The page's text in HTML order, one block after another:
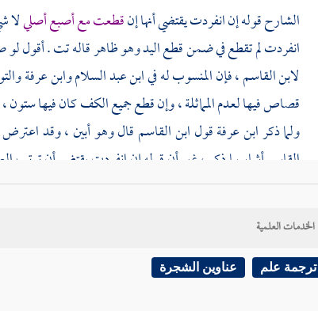
الشارح قوله إن انفردت يقتضي أنها إنقطعت مع أصبع أصليلا
انفردت لم تقطع في ضمن قطع اليد وهو ظاهر قالهتت. أقول لو
لابن القاسم، فإن المنسوب له فيابن عبد السلاموابن عرفة
قصاص فيها لعدم المماثلة ، وإن قطع جميع الكف كان فيها ستون
ولما ذكرابن عرفةقولابن القاسمقال وهو أبين ، وقد
القاسمأشار بما ذكر ، غير أن قوله إن انفردت يقتضي أن
والأمر كما علمت من مذهبابن القاسمأن فيها العشر مطلقا
عمدا ، إذ لا قصاص فيها . وفي كل يد منها ستون ، وإن كانت
الخدمات العلمية
ترجمة علم عناوين الشجرة